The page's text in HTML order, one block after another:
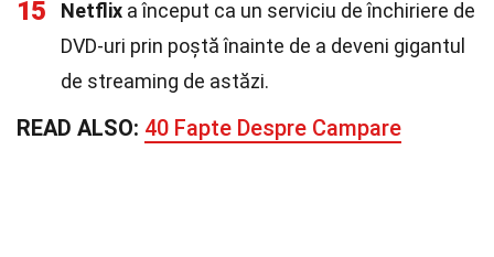
15 Netflix a început ca un serviciu de închiriere de
DVD-uri prin poștă înainte de a deveni gigantul
de streaming de astăzi.
READ ALSO: 40 Fapte Despre Campare